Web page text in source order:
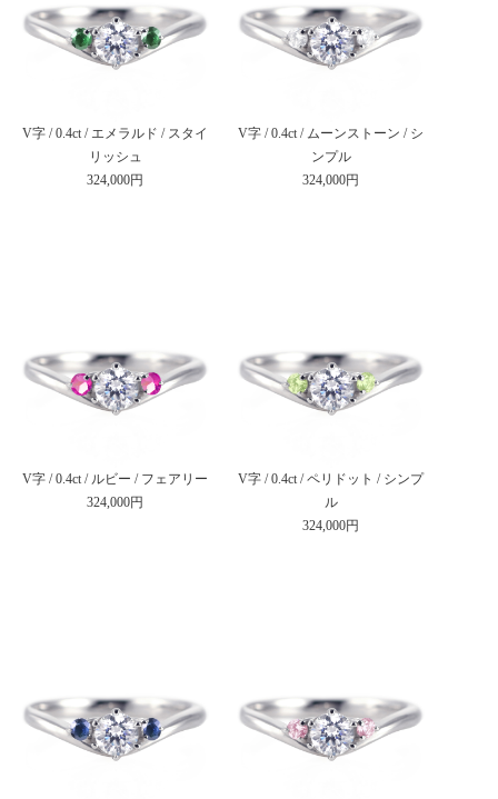
V字 / 0.4ct / エメラルド / スタイ
リッシュ
324,000円
V字 / 0.4ct / ムーンストーン / シ
ンプル
324,000円
V字 / 0.4ct / ルビー / フェアリー
324,000円
V字 / 0.4ct / ペリドット / シンプ
ル
324,000円